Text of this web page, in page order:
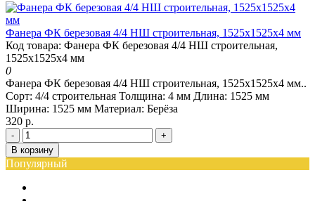
Фанера ФК березовая 4/4 НШ строительная, 1525х1525х4 мм
Код товара: Фанера ФК березовая 4/4 НШ строительная,
1525х1525х4 мм
0
Фанера ФК березовая 4/4 НШ строительная, 1525х1525х4 мм..
Сорт: 4/4 строительная Толщина: 4 мм Длина: 1525 мм
Ширина: 1525 мм Материал: Берёза
320 р.
-
+
В корзину
Популярный